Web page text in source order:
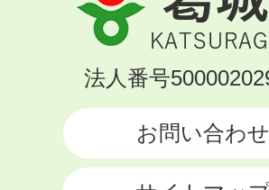
城
市
KATSURAGI
法人番号
お問い合わせ